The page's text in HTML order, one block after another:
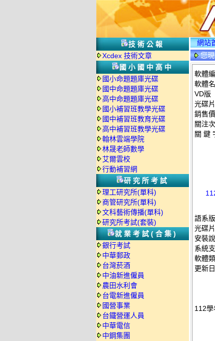
技術公報
Xcdex 技術文章
國小國中高中
國小命題題庫光碟
國中命題題庫光碟
高中命題題庫光碟
國小補習班教學光碟
國中補習班教育光碟
高中補習班教學光碟
翰林雲端學院
林晟老師數學
艾爾雲校
行動補習網
研究所考試
理工研究所(單科)
商管研究所(單科)
文科藝術傳播(單科)
研究所考試(套裝)
就業考試(合集)
銀行考試
中華郵政
台灣菸酒
中油新進僱員
農田水利會
台電新進僱員
國營事業
台鐵營運人員
中華電信
中鋼集團
網站
您
軟體
軟體
VD版
光碟
銷售
關注
關 鍵
語系
光碟
安裝
系統
軟體
更新
112